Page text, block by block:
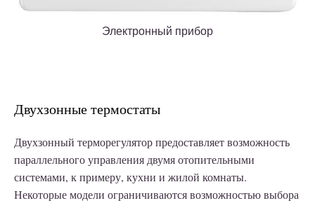
Электронный прибор
Двухзонные термостаты
Двухзонный терморегулятор предоставляет возможность
параллельного управления двумя отопительными
системами, к примеру, кухни и жилой комнаты.
Некоторые модели ограничиваются возможностью выбора